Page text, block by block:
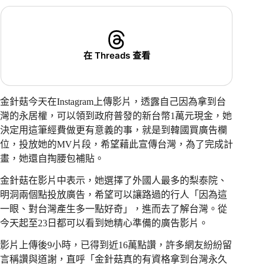
在 Threads 查看
金針菇今天在Instagram上傳影片，透露自己因為拿到台
灣的永居權，可以領到政府普發的新台幣1萬元現金，她
決定用這筆經費做更有意義的事，就是到韓國買廣告欄
位，投放她的MV片段，希望藉此宣傳台灣，為了完成計
畫，她還自掏腰包補貼。
金針菇在影片中表示，她選擇了外國人最多的梨泰院、
明洞兩個點投放廣告，希望可以讓路過的行人「因為這
一眼、對台灣產生多一點好奇」，進而去了解台灣。從
今天起至23日都可以看到她精心準備的廣告影片。
影片上傳後9小時，已得到近16萬點讚，許多網友紛紛留
言稱讚與道謝，直呼「金針菇真的有資格拿到台灣永久